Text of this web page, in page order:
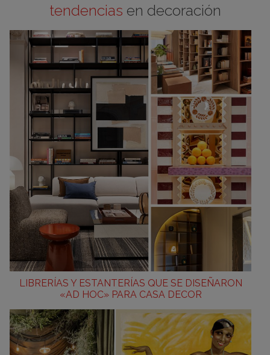
tendencias en decoración
LIBRERÍAS Y ESTANTERÍAS QUE SE DISEÑARON
«AD HOC» PARA CASA DECOR